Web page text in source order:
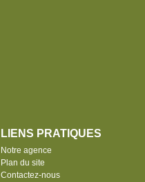
LIENS PRATIQUES
Notre agence
Plan du site
Contactez-nous